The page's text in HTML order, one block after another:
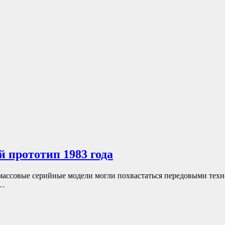
1983 года
серийные модели могли похвастаться передовыми